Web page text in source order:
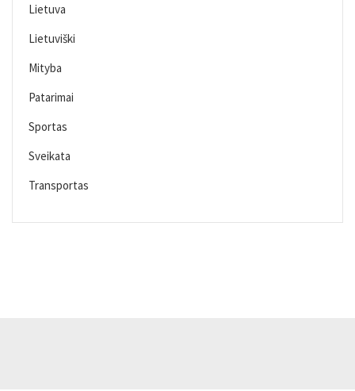
Lietuva
Lietuviški
Mityba
Patarimai
Sportas
Sveikata
Transportas